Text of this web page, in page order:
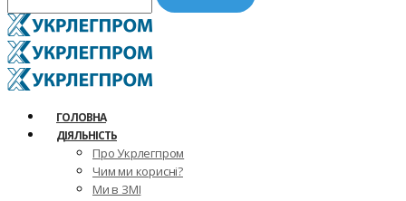
ГОЛОВНА
ДІЯЛЬНІСТЬ
Про Укрлегпром
Чим ми корисні?
Ми в ЗМІ